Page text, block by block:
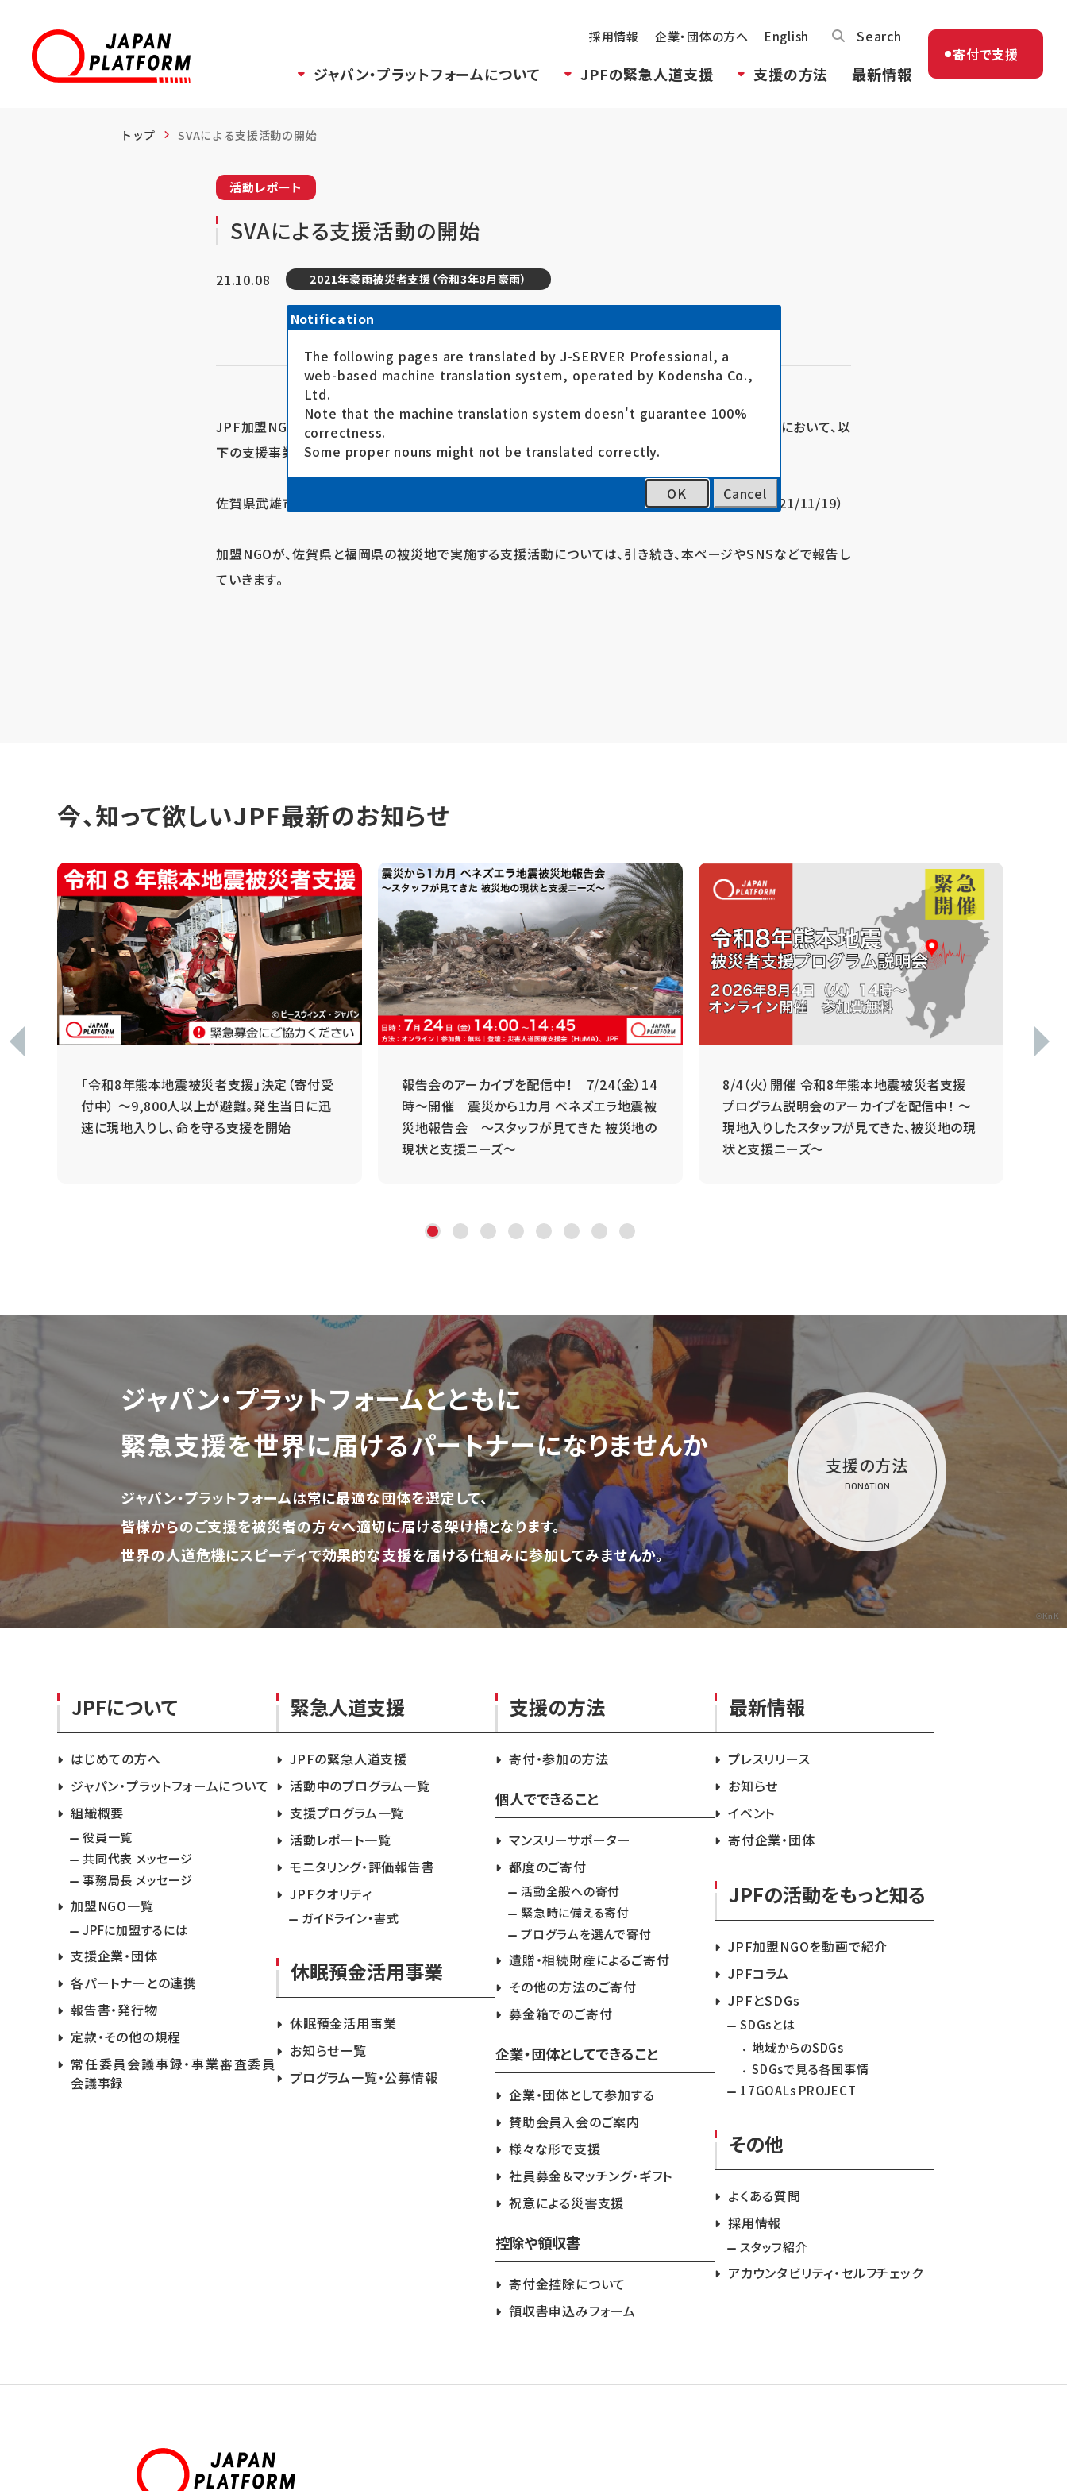
採用情報 企業・団体の方へ English Search
ジャパン・プラットフォームについて JPFの緊急人道支援 支援の方法 最新情報
寄付で支援
トップ SVAによる支援活動の開始
活動レポート
SVAによる支援活動の開始
21.10.08 2021年豪雨被災者支援（令和3年8月豪雨）
JPF加盟NGOのシャンティ国際ボランティア会（SVA）は、令和3年8月豪雨で被災した佐賀県武雄市において、以
下の支援事業を開始しました。
佐賀県武雄市におけるサロン活動支援、放課後等デイサービス事業所の蔵書支援（2021/10/6～2021/11/19）
加盟NGOが、佐賀県と福岡県の被災地で実施する支援活動については、引き続き、本ページやSNSなどで報告し
ていきます。
今、知って欲しいJPF最新のお知らせ
「令和8年熊本地震被災者支援」決定（寄付受
付中） ～9,800人以上が避難。発生当日に迅
速に現地入りし、命を守る支援を開始
報告会のアーカイブを配信中！ 7/24（金）14
時～開催 震災から1カ月 ベネズエラ地震被
災地報告会 ～スタッフが見てきた 被災地の
現状と支援ニーズ～
8/4（火）開催 令和8年熊本地震被災者支援
プログラム説明会のアーカイブを配信中！ ～
現地入りしたスタッフが見てきた、被災地の現
状と支援ニーズ～
ジャパン・プラットフォームとともに
緊急支援を世界に届けるパートナーになりませんか
ジャパン・プラットフォームは常に最適な団体を選定して、
皆様からのご支援を被災者の方々へ適切に届ける架け橋となります。
世界の人道危機にスピーディで効果的な支援を届ける仕組みに参加してみませんか。
支援の方法
DONATION
©KnK
JPFについて
はじめての方へ
ジャパン・プラットフォームについて
組織概要
役員一覧
共同代表 メッセージ
事務局長 メッセージ
加盟NGO一覧
JPFに加盟するには
支援企業・団体
各パートナーとの連携
報告書・発行物
定款・その他の規程
常任委員会議事録・事業審査委員
会議事録
緊急人道支援
JPFの緊急人道支援
活動中のプログラム一覧
支援プログラム一覧
活動レポート一覧
モニタリング・評価報告書
JPFクオリティ
ガイドライン・書式
休眠預金活用事業
休眠預金活用事業
お知らせ一覧
プログラム一覧・公募情報
支援の方法
寄付・参加の方法
個人でできること
マンスリーサポーター
都度のご寄付
活動全般への寄付
緊急時に備える寄付
プログラムを選んで寄付
遺贈・相続財産によるご寄付
その他の方法のご寄付
募金箱でのご寄付
企業・団体としてできること
企業・団体として参加する
賛助会員入会のご案内
様々な形で支援
社員募金＆マッチング・ギフト
祝意による災害支援
控除や領収書
寄付金控除について
領収書申込みフォーム
最新情報
プレスリリース
お知らせ
イベント
寄付企業・団体
JPFの活動をもっと知る
JPF加盟NGOを動画で紹介
JPFコラム
JPFとSDGs
SDGsとは
地域からのSDGs
SDGsで見る各国事情
17GOALs PROJECT
その他
よくある質問
採用情報
スタッフ紹介
アカウンタビリティ・セルフチェック
Notification
The following pages are translated by J-SERVER Professional, a
web-based machine translation system, operated by Kodensha Co.,
Ltd.
Note that the machine translation system doesn't guarantee 100%
correctness.
Some proper nouns might not be translated correctly.
OK Cancel